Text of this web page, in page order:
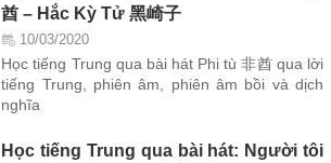
酋 – Hắc Kỳ Tử 黑崎子
10/03/2020
Học tiếng Trung qua bài hát Phi tù 非酋 qua lời
tiếng Trung, phiên âm, phiên âm bồi và dịch
nghĩa
Học tiếng Trung qua bài hát: Người tôi